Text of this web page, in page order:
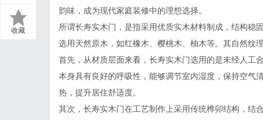
收藏
韵味，成为现代家庭装修中的理想选择。
所谓长寿实木门，是指采用优质实木材料制成，结构稳
选用天然原木，如红橡木、樱桃木、柚木等。其自然纹
首先，从材质层面来看，长寿实木门选用的是未经人工
本身具有良好的呼吸性，能够调节室内湿度，保持空气
热，提升居住舒适度。
其次，长寿实木门在工艺制作上采用传统榫卯结构，结